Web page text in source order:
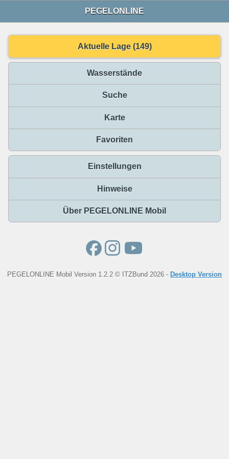
PEGELONLINE
Aktuelle Lage (149)
Wasserstände
Suche
Karte
Favoriten
Einstellungen
Hinweise
Über PEGELONLINE Mobil
PEGELONLINE Mobil Version 1.2.2 © ITZBund 2026 - Desktop Version